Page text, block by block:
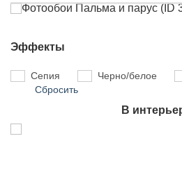
Эффекты
Сепия Черно/белое
Сбросить
В